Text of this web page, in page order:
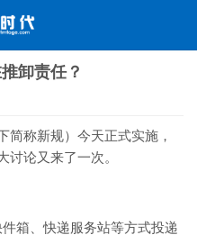
卸责任？
简称新规）今天正式实施，
讨论又来了一次。
箱、快递服务站等方式投递